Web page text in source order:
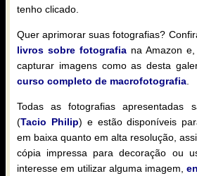
tenho clicado.
Quer aprimorar suas fotografias?
livros sobre fotografia na Amazon
capturar imagens como as desta
curso completo de macrofotografia
Todas as fotografias apresentadas
(Tacio Philip) e estão disponíveis
em baixa quanto em alta resolução,
cópia impressa para decoração ou
interesse em utilizar alguma imagem,